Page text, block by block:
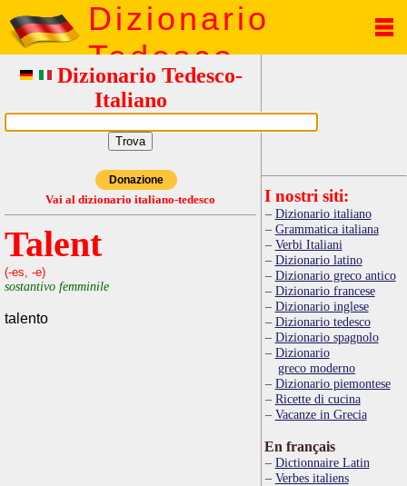
Dizionario
Tedesco
Dizionario Tedesco-
Italiano
Donazione
Vai al dizionario italiano-tedesco
Talent
(-es, -e)
sostantivo femminile
talento
I nostri siti:
Dizionario italiano
Grammatica italiana
Verbi Italiani
Dizionario latino
Dizionario greco antico
Dizionario francese
Dizionario inglese
Dizionario tedesco
Dizionario spagnolo
Dizionario
greco moderno
Dizionario piemontese
Ricette di cucina
Vacanze in Grecia
En français
Dictionnaire Latin
Verbes italiens